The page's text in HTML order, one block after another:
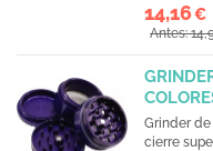
14,16€
Antes:
Grinder
cierre